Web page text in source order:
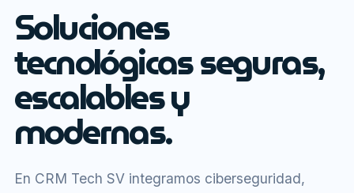
Soluciones
tecnológicas seguras,
escalables y
modernas.
En CRM Tech SV integramos ciberseguridad,